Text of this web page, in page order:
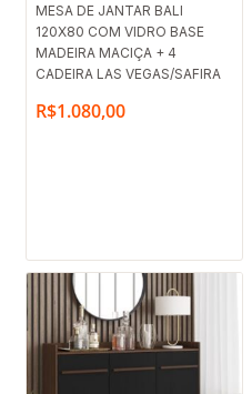
MESA DE JANTAR BALI
120X80 COM VIDRO BASE
MADEIRA MACIÇA + 4
CADEIRA LAS VEGAS/SAFIRA
R$1.080,00